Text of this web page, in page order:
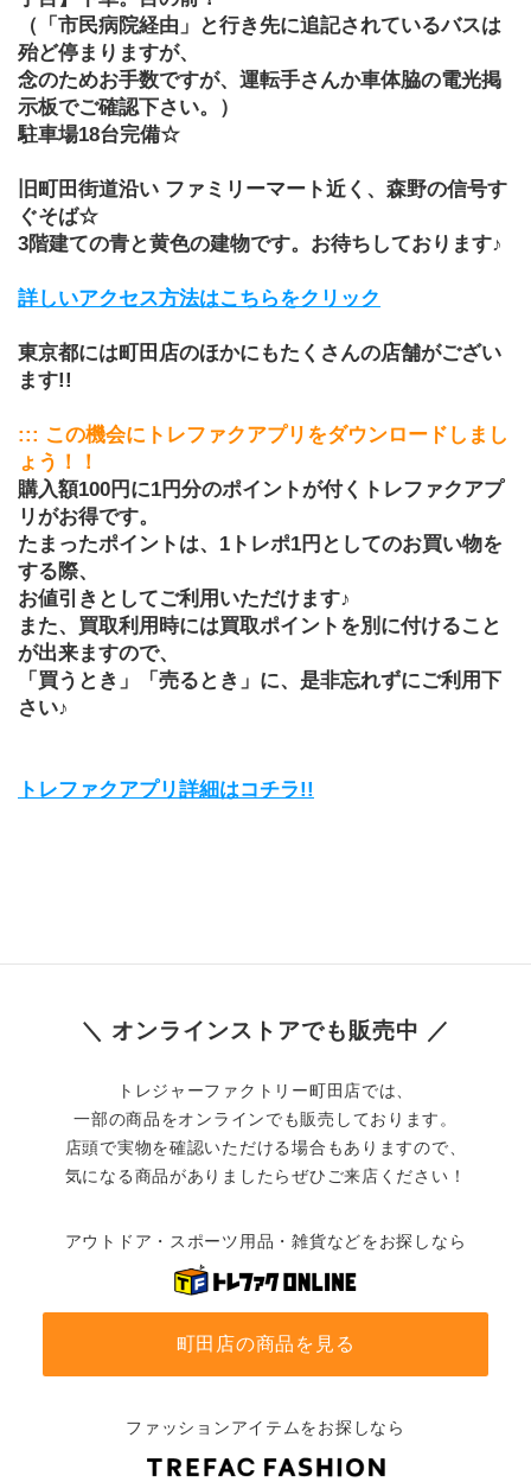
（「市民病院経由」と行き先に追記されているバスは
殆ど停まりますが、
念のためお手数ですが、運転手さんか車体脇の電光掲
示板でご確認下さい。）
駐車場18台完備☆
旧町田街道沿い ファミリーマート近く、森野の信号す
ぐそば☆
3階建ての青と黄色の建物です。お待ちしております♪
詳しいアクセス方法はこちらをクリック
東京都には町田店のほかにもたくさんの店舗がござい
ます!!
::: この機会にトレファクアプリをダウンロードしまし
ょう！！
購入額100円に1円分のポイントが付くトレファクアプ
リがお得です。
たまったポイントは、1トレポ1円としてのお買い物を
する際、
お値引きとしてご利用いただけます♪
また、買取利用時には買取ポイントを別に付けること
が出来ますので、
「買うとき」「売るとき」に、是非忘れずにご利用下
さい♪
トレファクアプリ詳細はコチラ!!
＼ オンラインストアでも販売中 ／
トレジャーファクトリー町田店では、
一部の商品をオンラインでも販売しております。
店頭で実物を確認いただける場合もありますので、
気になる商品がありましたらぜひご来店ください！
アウトドア・スポーツ用品・雑貨などをお探しなら
町田店の商品を見る
ファッションアイテムをお探しなら